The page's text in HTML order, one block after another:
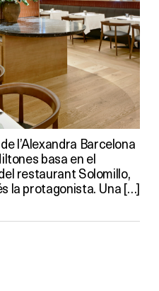
l’Alexandra Barcelona
basa en el
restaurant Solomillo,
la protagonista. Una […]